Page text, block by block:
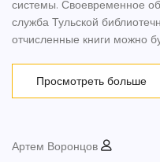
системы. Своевременное
служба Тульской
отчисленные книги можно
города.Просмотреть больше
Артем Воронцов